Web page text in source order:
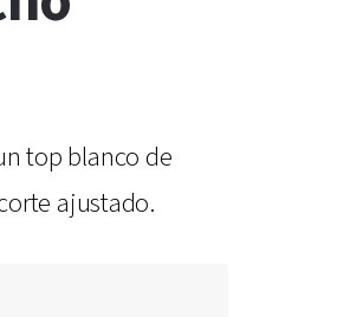
top blanco de
ajustado.